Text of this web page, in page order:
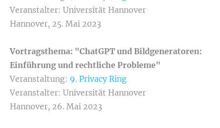
Veranstalter: Universität Hannover
Hannover, 25. Mai 2023
Vortragsthema: "ChatGPT und Bildgeneratoren:
Einführung und rechtliche Probleme"
Veranstaltung: 9. Privacy Ring
Veranstalter: Universität Hannover
Hannover, 26. Mai 2023